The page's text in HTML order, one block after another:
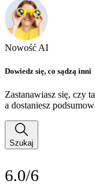
Nowość AI
Dowiedz się, co sądzą inni
Zastanawiasz się, czy
a dostaniesz
Szukaj
6.0/6